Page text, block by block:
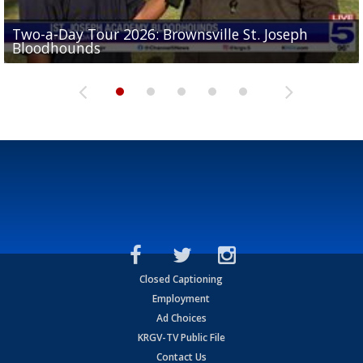
Two-a-Day Tour 2026: Brownsville St. Joseph
Bloodhounds
Two-a-Day Tour 2026: St. Joseph Academy
Bloodhounds
Two-a-Day Tour 2026: Sharyland Rattlers
Sit-down interview with UTRGV wide receiver
Tavian Cord
Two-a-Day Tour 2026: Raymondville Bearkats
Closed Captioning
Employment
Ad Choices
KRGV-TV Public File
Contact Us